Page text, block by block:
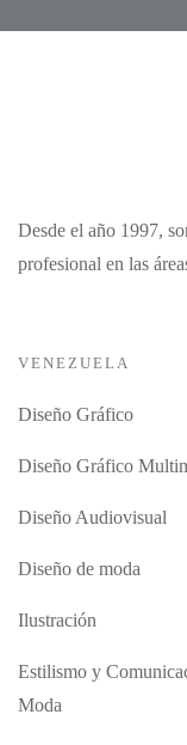
Desde el año 1997,
profesional en las
VENEZUELA
Diseño Gráfico
Diseño Gráfico
Diseño Audiovisual
Diseño de moda
Ilustración
Estilismo y
Moda